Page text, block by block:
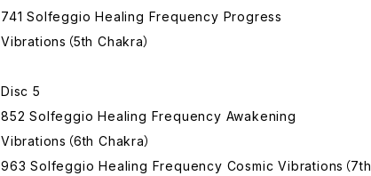
741 Solfeggio Healing Frequency Progress
Vibrations（5th Chakra）
Disc 5
852 Solfeggio Healing Frequency Awakening
Vibrations（6th Chakra）
963 Solfeggio Healing Frequency Cosmic Vibrations（7th